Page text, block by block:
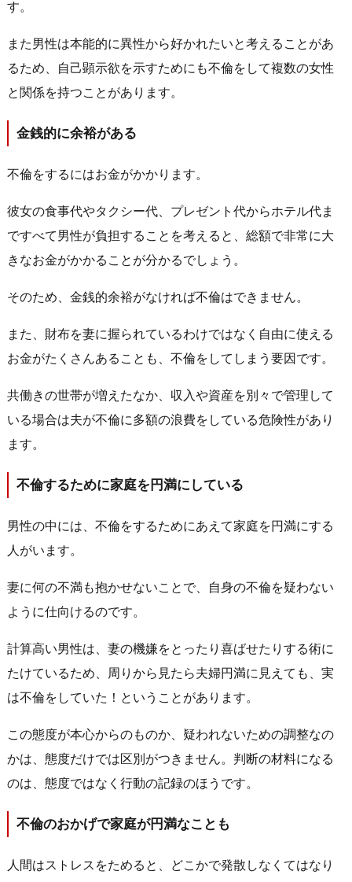
す。
また男性は本能的に異性から好かれたいと考えることがあ
るため、自己顕示欲を示すためにも不倫をして複数の女性
と関係を持つことがあります。
金銭的に余裕がある
不倫をするにはお金がかかります。
彼女の食事代やタクシー代、プレゼント代からホテル代ま
ですべて男性が負担することを考えると、総額で非常に大
きなお金がかかることが分かるでしょう。
そのため、金銭的余裕がなければ不倫はできません。
また、財布を妻に握られているわけではなく自由に使える
お金がたくさんあることも、不倫をしてしまう要因です。
共働きの世帯が増えたなか、収入や資産を別々で管理して
いる場合は夫が不倫に多額の浪費をしている危険性があり
ます。
不倫するために家庭を円満にしている
男性の中には、不倫をするためにあえて家庭を円満にする
人がいます。
妻に何の不満も抱かせないことで、自身の不倫を疑わない
ように仕向けるのです。
計算高い男性は、妻の機嫌をとったり喜ばせたりする術に
たけているため、周りから見たら夫婦円満に見えても、実
は不倫をしていた！ということがあります。
この態度が本心からのものか、疑われないための調整なの
かは、態度だけでは区別がつきません。判断の材料になる
のは、態度ではなく行動の記録のほうです。
不倫のおかげで家庭が円満なことも
人間はストレスをためると、どこかで発散しなくてはなり